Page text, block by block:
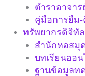
ตำราอาจาร
คู่มือการยืม
ทรัพยากรดิจิทัล
สำนักหอสมุ
บทเรียนออ
ฐานข้อมูลท